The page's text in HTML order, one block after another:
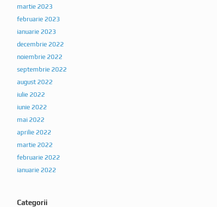
martie 2023
februarie 2023
ianuarie 2023
decembrie 2022
noiembrie 2022
septembrie 2022
august 2022
iulie 2022
iunie 2022
mai 2022
aprilie 2022
martie 2022
februarie 2022
ianuarie 2022
Categorii